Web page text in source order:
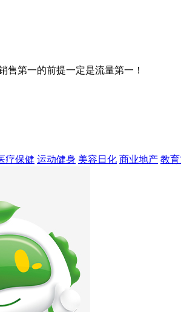
售第一的前提一定是流量第一！
疗保健 运动健身 美容日化 商业地产 教